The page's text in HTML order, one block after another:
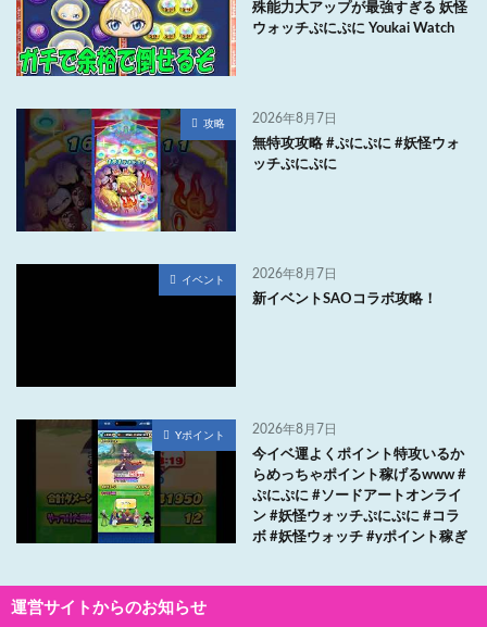
殊能力大アップが最強すぎる 妖怪
ウォッチぷにぷに Youkai Watch
攻略 2026年8月7日
無特攻攻略 #ぷにぷに #妖怪ウォ
ッチぷにぷに
イベント 2026年8月7日
新イベントSAOコラボ攻略！
Yポイント 2026年8月7日
今イベ運よくポイント特攻いるか
らめっちゃポイント稼げるwww #
ぷにぷに #ソードアートオンライ
ン #妖怪ウォッチぷにぷに #コラ
ボ #妖怪ウォッチ #yポイント稼ぎ
運営サイトからのお知らせ